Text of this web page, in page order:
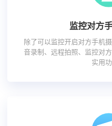
监控对方
除了可以监控开启对方手机
音录制、远程拍照、监控对
实用功